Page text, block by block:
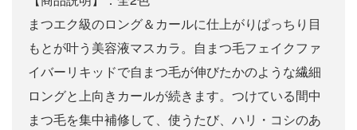
まつエク級のロング＆カールに仕上がりぱっちり目
もとが叶う美容液マスカラ。自まつ毛フェイクファ
イバーリキッドで自まつ毛が伸びたかのような繊細
ロングと上向きカールが続きます。つけている間中
まつ毛を集中補修して、使うたび、ハリ・コシのあ